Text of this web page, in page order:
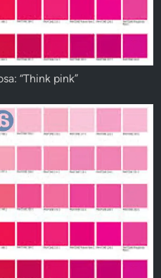
“Think pink”